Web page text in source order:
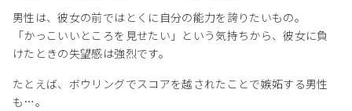
男性は、彼女の前ではとくに自分の能力を誇りたいもの。
「かっこいいところを見せたい」という気持ちから、彼女に負
けたときの失望感は強烈です。
たとえば、ボウリングでスコアを越されたことで嫉妬する男性
も…。